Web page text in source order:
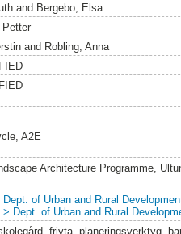
and Bergebo, Elsa
and Robling, Anna
A2E
Architecture Programme,
of Urban and Rural
> Dept. of Urban and Rural
friyta, planeringsverktyg,